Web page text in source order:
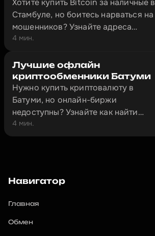
Хотите купить Bitcoin за наличные в
Стамбуле, но боитесь нарваться на
мошенников? Узнайте адреса
проверенных обменников и как
4 мин.
Лучшие офлайн
криптообменники Батуми
Нужно купить криптовалюту в
Батуми, но онлайн-биржи
недоступны? Узнайте как найти
проверенные офлайн-обменники за
4 мин.
Навигатор
Главная
Обмен